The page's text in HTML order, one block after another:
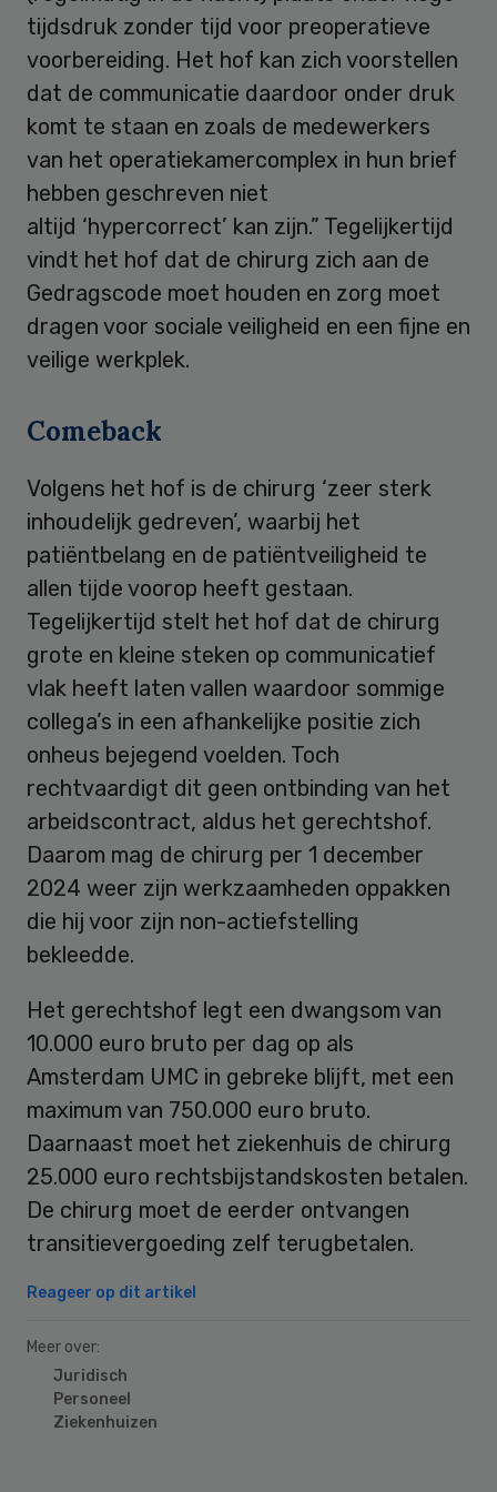
tijdsdruk zonder tijd voor preoperatieve
voorbereiding. Het hof kan zich voorstellen
dat de communicatie daardoor onder druk
komt te staan en zoals de medewerkers
van het operatiekamercomplex in hun brief
hebben geschreven niet
altijd ‘hypercorrect’ kan zijn.” Tegelijkertijd
vindt het hof dat de chirurg zich aan de
Gedragscode moet houden en zorg moet
dragen voor sociale veiligheid en een fijne en
veilige werkplek.
Comeback
Volgens het hof is de chirurg ‘zeer sterk
inhoudelijk gedreven’, waarbij het
patiëntbelang en de patiëntveiligheid te
allen tijde voorop heeft gestaan.
Tegelijkertijd stelt het hof dat de chirurg
grote en kleine steken op communicatief
vlak heeft laten vallen waardoor sommige
collega’s in een afhankelijke positie zich
onheus bejegend voelden. Toch
rechtvaardigt dit geen ontbinding van het
arbeidscontract, aldus het gerechtshof.
Daarom mag de chirurg per 1 december
2024 weer zijn werkzaamheden oppakken
die hij voor zijn non-actiefstelling
bekleedde.
Het gerechtshof legt een dwangsom van
10.000 euro bruto per dag op als
Amsterdam UMC in gebreke blijft, met een
maximum van 750.000 euro bruto.
Daarnaast moet het ziekenhuis de chirurg
25.000 euro rechtsbijstandskosten betalen.
De chirurg moet de eerder ontvangen
transitievergoeding zelf terugbetalen.
Reageer op dit artikel
Meer over:
Juridisch
Personeel
Ziekenhuizen